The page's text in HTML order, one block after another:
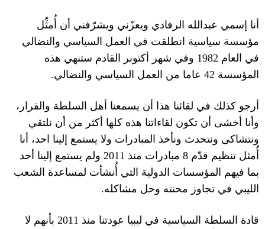
أنا إسمي عبدالله الرفادي ويعزّني ويشرّفني أن أُمثِّل
مؤسسة سياسية انطلقت في العمل السياسي والنضالي
في العام 1982 وفي شهر أكتوبر القادم ستنهي هذه
المؤسسة 42 عاما من العمل السياسي والنضالي.
أرجو كذلك في لقائنا هذا أن يسمعنا أهل السلطة والقرار،
وأنا أخشى أن تكون لقاءاتنا هذه كلها أكثر من أن نلتقي
ونتشاكى ونتحدث ونأخذ المبادرات ولا يستمع إلينا احد، أنا
أُمثل تنظيم قدّم 8 مبادرات منذ 2011 ولم يستمع إلينا أحد
بما فيهم المؤسسات الدولية التي أُنشأت لمساعدة الشعب
الليبي في تجاوز محنته وحل مشاكله.
قادة السلطة السياسية في ليبيا عودتنا منذ 2011 بأنهم لا